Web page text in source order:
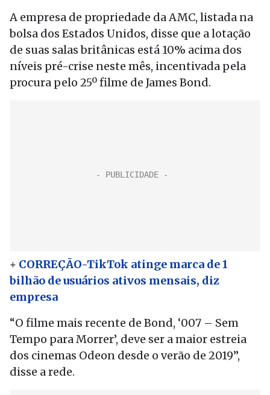
A empresa de propriedade da AMC, listada na
bolsa dos Estados Unidos, disse que a lotação
de suas salas britânicas está 10% acima dos
níveis pré-crise neste mês, incentivada pela
procura pelo 25º filme de James Bond.
+ CORREÇÃO-TikTok atinge marca de 1
bilhão de usuários ativos mensais, diz
empresa
“O filme mais recente de Bond, ‘007 – Sem
Tempo para Morrer’, deve ser a maior estreia
dos cinemas Odeon desde o verão de 2019”,
disse a rede.